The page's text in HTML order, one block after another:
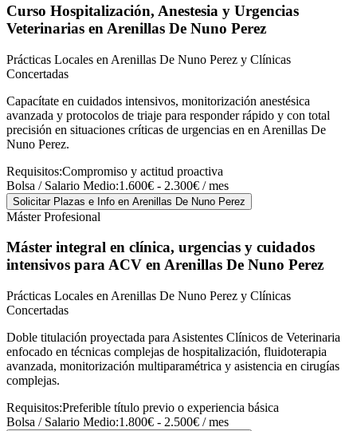
Curso Hospitalización, Anestesia y Urgencias
Veterinarias en Arenillas De Nuno Perez
Prácticas Locales en Arenillas De Nuno Perez y Clínicas
Concertadas
Capacítate en cuidados intensivos, monitorización anestésica
avanzada y protocolos de triaje para responder rápido y con total
precisión en situaciones críticas de urgencias en en Arenillas De
Nuno Perez.
Requisitos:Compromiso y actitud proactiva
Bolsa / Salario Medio:1.600€ - 2.300€ / mes
Solicitar Plazas e Info en Arenillas De Nuno Perez
Máster Profesional
Máster integral en clínica, urgencias y cuidados
intensivos para ACV en Arenillas De Nuno Perez
Prácticas Locales en Arenillas De Nuno Perez y Clínicas
Concertadas
Doble titulación proyectada para Asistentes Clínicos de Veterinaria
enfocado en técnicas complejas de hospitalización, fluidoterapia
avanzada, monitorización multiparamétrica y asistencia en cirugías
complejas.
Requisitos:Preferible título previo o experiencia básica
Bolsa / Salario Medio:1.800€ - 2.500€ / mes